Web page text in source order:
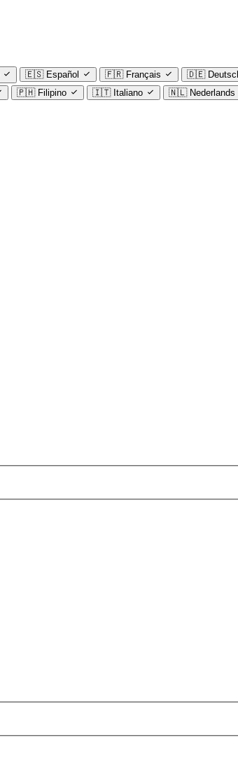
🇪🇸 Español 🇫🇷 Français 🇩🇪
🇵🇭 Filipino 🇮🇹 Italiano 🇳🇱 Nederlands